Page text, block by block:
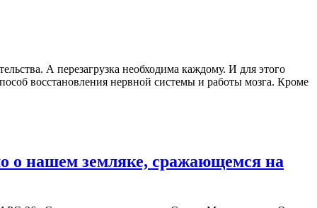
А перезагрузка необходима каждому. И для этого
восстановления нервной системы и работы мозга. Кроме
о нашем земляке, сражающемся на